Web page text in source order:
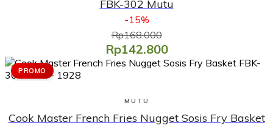
FBK-302 Mutu
-15%
Rp168.000
Rp142.800
PROMO
Lihat Produk
MUTU
Cook Master French Fries Nugget Sosis Fry Basket